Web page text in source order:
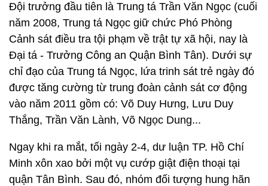
Đội trưởng đầu tiên là Trung tá Trần Văn Ngọc (cuối
năm 2008, Trung tá Ngọc giữ chức Phó Phòng
Cảnh sát điều tra tội phạm về trật tự xã hội, nay là
Đại tá - Trưởng Công an Quận Bình Tân). Dưới sự
chỉ đạo của Trung tá Ngọc, lứa trinh sát trẻ ngày đó
được tăng cường từ trung đoàn cảnh sát cơ động
vào năm 2011 gồm có: Võ Duy Hưng, Lưu Duy
Thắng, Trần Văn Lành, Võ Ngọc Dung...
Ngay khi ra mắt, tối ngày 2-4, dư luận TP. Hồ Chí
Minh xôn xao bởi một vụ cướp giật điện thoại tại
quận Tân Bình. Sau đó, nhóm đối tượng hung hãn